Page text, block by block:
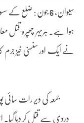
سیوان، 6 جون :
ہوا ہے۔ ہریہر چھپرہ قتل
نے ایک اور سنسنی خیز
جمعہ کی دیر رات
دردی سے قتل کر دیا